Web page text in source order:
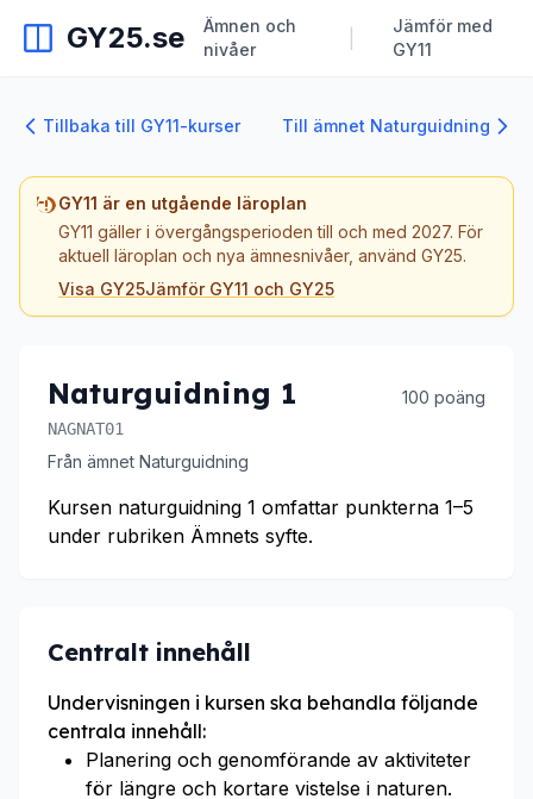
GY25.se
Ämnen och
nivåer
Jämför med
GY11
Tillbaka till GY11-kurser Till ämnet Naturguidning
GY11 är en utgående läroplan
GY11 gäller i övergångsperioden till och med 2027. För
aktuell läroplan och nya ämnesnivåer, använd GY25.
Visa GY25Jämför GY11 och GY25
Naturguidning 1 100 poäng
NAGNAT01
Från ämnet Naturguidning
Kursen naturguidning 1 omfattar punkterna 1–5
under rubriken Ämnets syfte.
Centralt innehåll
Undervisningen i kursen ska behandla följande
centrala innehåll:
Planering och genomförande av aktiviteter
för längre och kortare vistelse i naturen.